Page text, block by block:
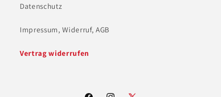
Datenschutz
Impressum, Widerruf, AGB
Vertrag widerrufen